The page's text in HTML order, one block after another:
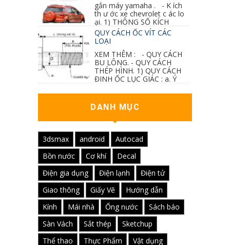
gắn máy yamaha . - K ích
th ư ớc xe chevrolet c ác lo
ại. 1) THÔNG SỐ KÍCH
QUY CÁCH ỐC VÍT CÁC
LOẠI
XEM THÊM : - QUY CÁCH
BU LÔNG. - QUY CÁCH
THÉP HÌNH. 1) QUY CÁCH
ĐINH ỐC LỤC GIÁC : a. Ý
DANH MỤC
3dsmax android
Autocad
Bồn nước
Cơ khí
Decal
Điện gia dụng
Điện lạnh
Điện tử
Giao thông
Giấy Vẽ
Hướng dẫn
Kính
Mái nhà Ống nước
Sách báo
Sàn Vách
Sắt thép
Sketchup
Thể thao
Thực Phẩm
Vật dụng